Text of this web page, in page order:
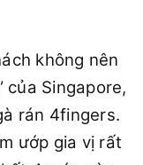
không nên
của Singapore,
rán 4fingers.
ướp gia vị rất